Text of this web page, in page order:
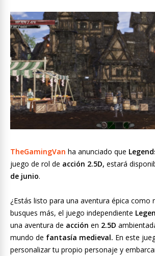
TheGamingVan ha anunciado que
juego de rol de acción 2.5D, estará
de junio.
¿Estás listo para una aventura épica como
busques más, el juego independiente
una aventura de acción en 2.5D
mundo de fantasía medieval. En este
personalizar tu propio personaje y